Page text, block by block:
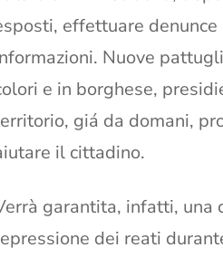
effettuare denunce
Nuove
e in borghese,
giá da domani,
il cittadino.
garantita, infatti, una
dei reati